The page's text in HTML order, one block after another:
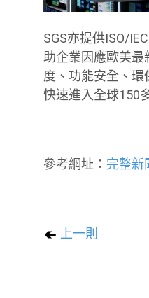
SGS亦提供ISO/
助企業因應歐美最
度、功能安全、環
快速進入全球150
參考網址： 完整新
上一則